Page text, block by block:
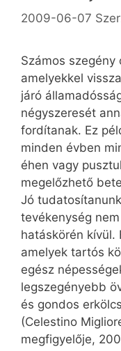
2009-06-07
Számos szegény
amelyekkel
járó
négyszeresét
fordítanak. Ez
minden évben
éhen vagy
megelőzhető
Jó
tevékenység
hatáskörén kívül.
amelyek tartós
egész
legszegényebb
és gondos
(Celestino
megfigyelője,